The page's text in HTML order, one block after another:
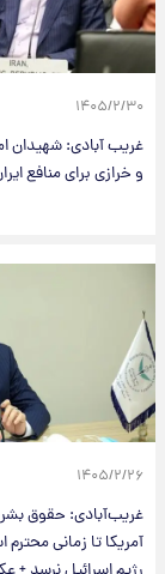
۱۴۰۵/۲/۳۰
غریب آبادی: شهیدان
و خرازی برای منافع
۱۴۰۵/۲/۲۶
غریب‌آبادی: حقوق
آمریکا تا زمانی